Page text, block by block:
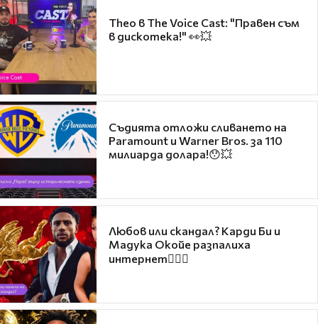
Theo в The Voice Cast: "Правен съм
в дискотека!" 👀💥
Съдията отложи сливането на
Paramount и Warner Bros. за 110
милиарда долара!😯💥
Любов или скандал? Карди Би и
Мадука Окойе разпалиха
интернет❤️‍🔥🔥